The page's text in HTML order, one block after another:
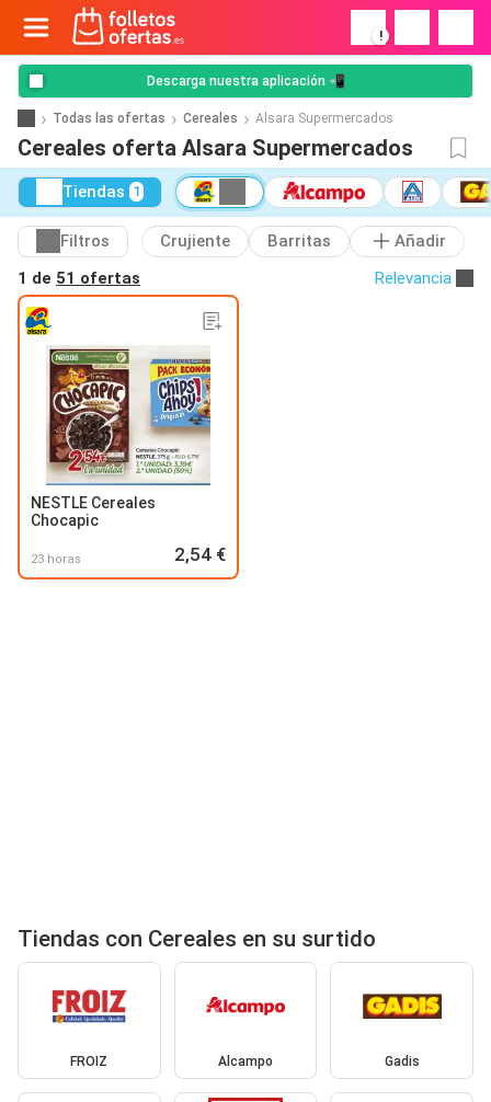
!
Descarga nuestra aplicación 📲
Todas las ofertas Cereales Alsara Supermercados
Cereales oferta Alsara Supermercados
Tiendas 1
Filtros Crujiente Barritas
Añadir
1 de 51 ofertas Relevancia
NESTLE Cereales
Chocapic
23 horas 2,54 €
Tiendas con Cereales en su surtido
FROIZ Alcampo Gadis